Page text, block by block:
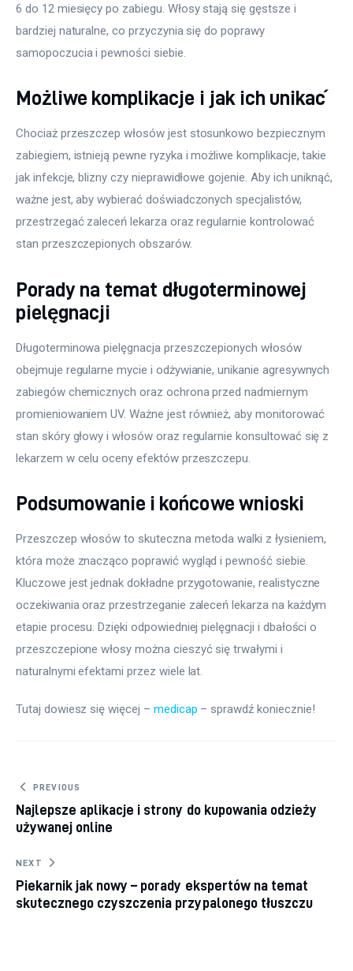
6 do 12 miesięcy po zabiegu. Włosy stają się gęstsze i
bardziej naturalne, co przyczynia się do poprawy
samopoczucia i pewności siebie.
Możliwe komplikacje i jak ich unikać
Chociaż przeszczep włosów jest stosunkowo bezpiecznym
zabiegiem, istnieją pewne ryzyka i możliwe komplikacje, takie
jak infekcje, blizny czy nieprawidłowe gojenie. Aby ich uniknąć,
ważne jest, aby wybierać doświadczonych specjalistów,
przestrzegać zaleceń lekarza oraz regularnie kontrolować
stan przeszczepionych obszarów.
Porady na temat długoterminowej
pielęgnacji
Długoterminowa pielęgnacja przeszczepionych włosów
obejmuje regularne mycie i odżywianie, unikanie agresywnych
zabiegów chemicznych oraz ochrona przed nadmiernym
promieniowaniem UV. Ważne jest również, aby monitorować
stan skóry głowy i włosów oraz regularnie konsultować się z
lekarzem w celu oceny efektów przeszczepu.
Podsumowanie i końcowe wnioski
Przeszczep włosów to skuteczna metoda walki z łysieniem,
która może znacząco poprawić wygląd i pewność siebie.
Kluczowe jest jednak dokładne przygotowanie, realistyczne
oczekiwania oraz przestrzeganie zaleceń lekarza na każdym
etapie procesu. Dzięki odpowiedniej pielęgnacji i dbałości o
przeszczepione włosy można cieszyć się trwałymi i
naturalnymi efektami przez wiele lat.
Tutaj dowiesz się więcej – medicap – sprawdź koniecznie!
Nawigacja wpisu
PREVIOUS
Najlepsze aplikacje i strony do kupowania odzieży
używanej online
NEXT
Piekarnik jak nowy – porady ekspertów na temat
skutecznego czyszczenia przypalonego tłuszczu